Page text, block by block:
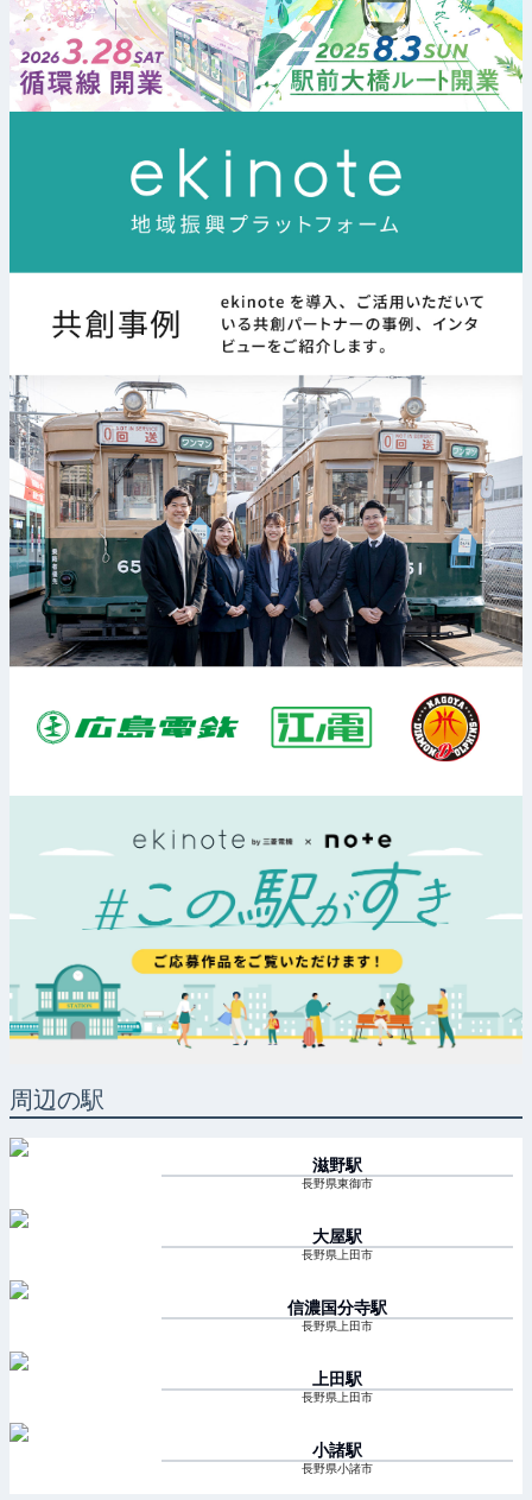
周辺の駅
滋野駅
長野県東御市
大屋駅
長野県上田市
信濃国分寺駅
長野県上田市
上田駅
長野県上田市
小諸駅
長野県小諸市